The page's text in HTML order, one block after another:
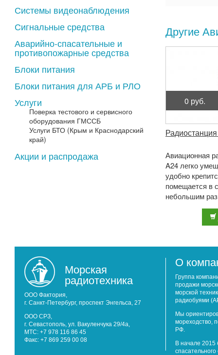
Системы видеонаблюдения
Сигнальные средства
Аварийно-спасательные и
противопожарные средства
Блоки питания
Блоки питания для АРБ и РЛО
Услуги
Поверка тестового и сервисного
оборудования ГМССБ
Услуги БТО (Крым и Краснодарский
край)
Акции и распродажа
Другие
0 руб.
Авиационная
A24 легко
удобно
помещается в
небольшим
мм.
соответству ...
Морская
радиотехника
ООО Фактория,
г. Санкт-Петербург, проспект Энгельса, 27
ООО СРЗ,
г. Севастополь, ул. Вакуленчука 29/4а,
МТС: +7 978 116 86 45
Факс: +7 869 259 00 08
О
Группа
продажи
морской
радиобуями
Мы
мореходство,
РФ.
В начале 2015